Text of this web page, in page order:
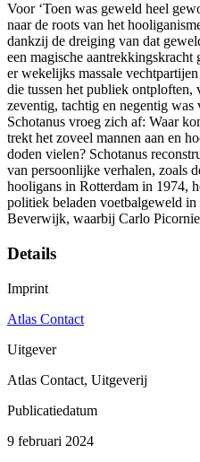
Voor ‘Toen was geweld heel
naar de roots van het
dankzij de dreiging van dat
een magische
er wekelijks massale
die tussen het publiek ontploften,
zeventig, tachtig en negentig
Schotanus vroeg zich af: Waar
trekt het zoveel mannen aan en
doden vielen? Schotanus
van persoonlijke verhalen, zoals
hooligans in Rotterdam in 1974,
politiek beladen voetbalgeweld
Beverwijk, waarbij Carlo
Details
Imprint
Atlas Contact
Uitgever
Atlas Contact, Uitgeverij
Publicatiedatum
9 februari 2024